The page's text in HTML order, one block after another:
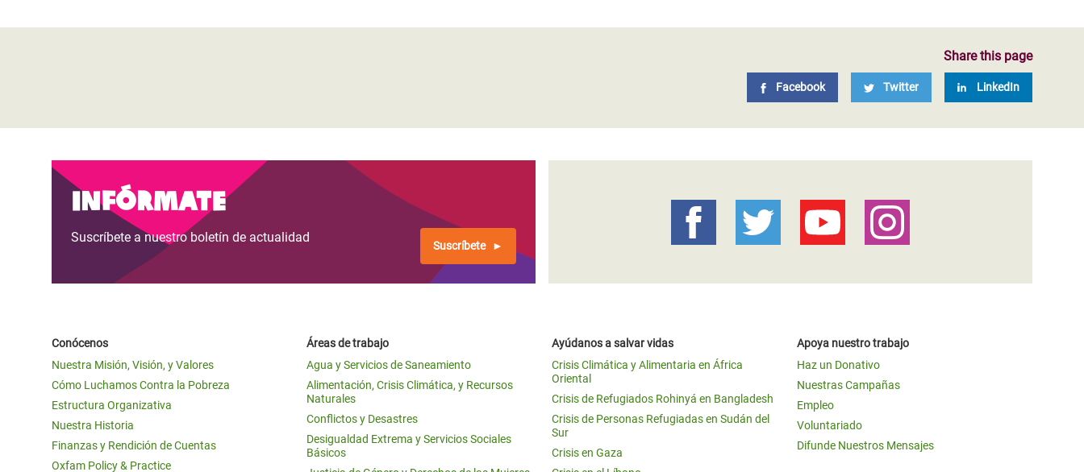
Share this page
Facebook Twitter LinkedIn
Infórmate
Suscríbete a nuestro boletín de actualidad
Suscríbete
Conócenos
Nuestra Misión, Visión, y Valores
Cómo Luchamos Contra la Pobreza
Estructura Organizativa
Nuestra Historia
Finanzas y Rendición de Cuentas
Oxfam Policy & Practice
Áreas de trabajo
Agua y Servicios de Saneamiento
Alimentación, Crisis Climática, y Recursos
Naturales
Conflictos y Desastres
Desigualdad Extrema y Servicios Sociales
Básicos
Ayúdanos a salvar vidas
Crisis Climática y Alimentaria en África
Oriental
Crisis de Refugiados Rohinyá en Bangladesh
Crisis de Personas Refugiadas en Sudán del
Sur
Crisis en Gaza
Apoya nuestro trabajo
Haz un Donativo
Nuestras Campañas
Empleo
Voluntariado
Difunde Nuestros Mensajes